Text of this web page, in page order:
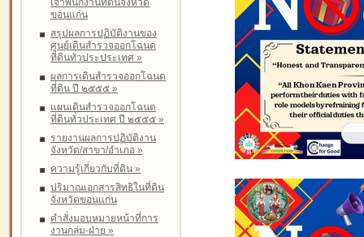
เจ้าพนักงานที่ดินจังหวัด
ขอนแก่น
สรุปผลการปฏิบัติงานของ
ศูนย์เดินสำรวจออกโฉนด
ที่ดินทั่วประประเทศ »
ผลการเดินสำรวจออกโฉนด
ที่ดิน ปี ๒๕๕๕ »
แผนเดินสำรวจออกโฉนด
ที่ดินทั่วประเทศ ปี ๒๕๕๕ »
รายงานผลการปฏิบัติงาน
จังหวัด/สาขา/อำเภอ »
ความรู้เกี่ยวกับที่ดิน »
ปริมาณเอกสารสิทธิในที่ดิน
จังหวัดขอนแก่น
คำสั่งมอบหมายหน้าที่การ
งานกลุ่ม-ฝ่าย »